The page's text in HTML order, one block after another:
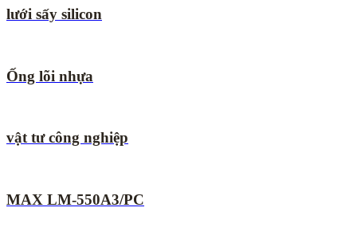
lưới sấy silicon
Ống lõi nhựa
vật tư công nghiệp
MAX LM-550A3/PC